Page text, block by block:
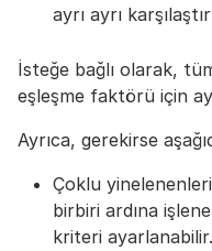
ayrı ayrı
İsteğe bağlı olarak,
eşleşme faktörü için
Ayrıca, gerekirse
Çoklu
birbiri ardına
kriteri